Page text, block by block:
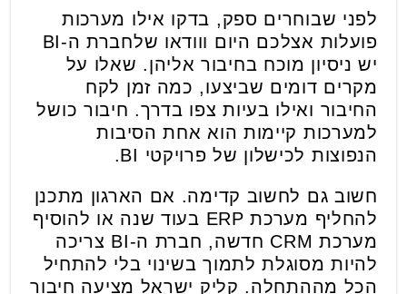
לפני שבוחרים ספק, בדקו אילו מערכות
פועלות אצלכם היום ווודאו שלחברת ה-BI
יש ניסיון מוכח בחיבור אליהן. שאלו על
מקרים דומים שביצעו, כמה זמן לקח
החיבור ואילו בעיות צפו בדרך. חיבור כושל
למערכות קיימות הוא אחת הסיבות
הנפוצות לכישלון של פרויקטי BI.
חשוב גם לחשוב קדימה. אם הארגון מתכנן
להחליף מערכת ERP בעוד שנה או להוסיף
מערכת CRM חדשה, חברת ה-BI צריכה
להיות מסוגלת לתמוך בשינוי בלי להתחיל
הכל מההתחלה. קליק ישראל מציעה חיבור